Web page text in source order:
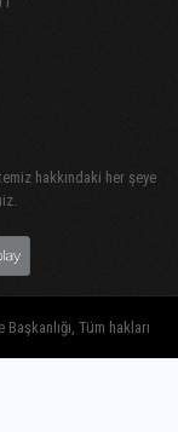
hakkındaki her şeye
Tüm hakları